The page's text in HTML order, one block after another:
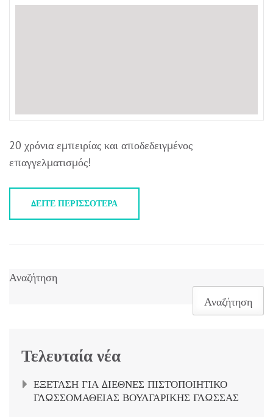
20 χρόνια εμπειρίας και αποδεδειγμένος
επαγγελματισμός!
ΔΕΊΤΕ ΠΕΡΙΣΣΌΤΕΡΑ
Αναζήτηση
Αναζήτηση
Τελευταία νέα
ΕΞΕΤΑΣΗ ΓΙΑ ΔΙΕΘΝΕΣ ΠΙΣΤΟΠΟΙΗΤΙΚΟ
ΓΛΩΣΣΟΜΑΘΕΙΑΣ ΒΟΥΛΓΑΡΙΚΗΣ ΓΛΩΣΣΑΣ